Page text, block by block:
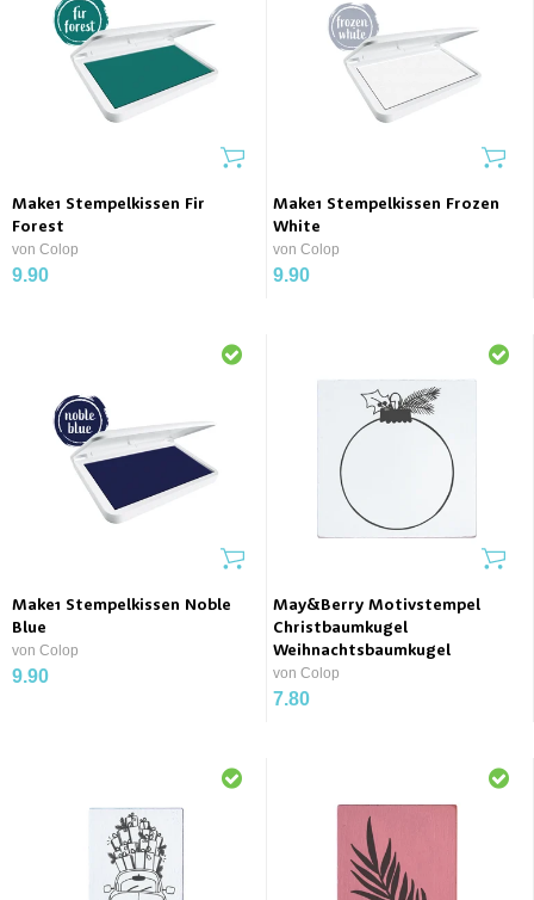
Make1 Stempelkissen Fir
Forest
von Colop
9.90
Make1 Stempelkissen Frozen
White
von Colop
9.90
Make1 Stempelkissen Noble
Blue
von Colop
9.90
May&Berry Motivstempel
Christbaumkugel
Weihnachtsbaumkugel
von Colop
7.80